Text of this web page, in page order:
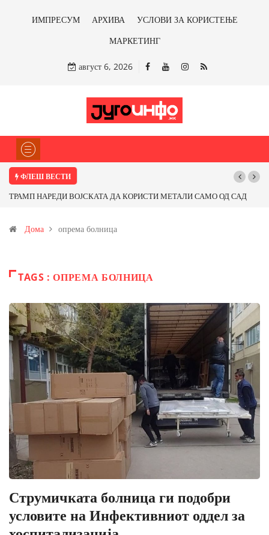
ИМПРЕСУМ АРХИВА
УСЛОВИ ЗА КОРИСТЕЊЕ
МАРКЕТИНГ
август 6, 2026
ФЛЕШ ВЕСТИ
ТРАМП НАРЕДИ ВОЈСКАТА ДА КОРИСТИ МЕТАЛИ САМО ОД САД
Иловица и со антимонот?
Дома опрема болница
TAGS : ОПРЕМА БОЛНИЦА
Струмичката болница ги подобри
условите на Инфективниот оддел за